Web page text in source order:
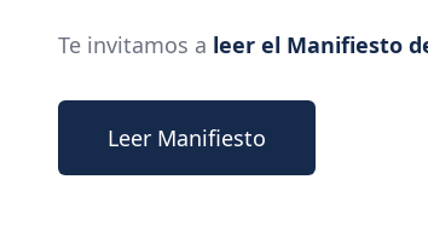
Te invitamos a leer el Manifiesto
Leer Manifiesto